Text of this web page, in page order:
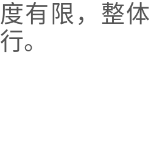
度有限，整
行。